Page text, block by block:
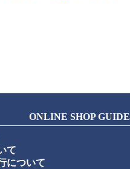
ONLINE SHOP GUIDE
て
について